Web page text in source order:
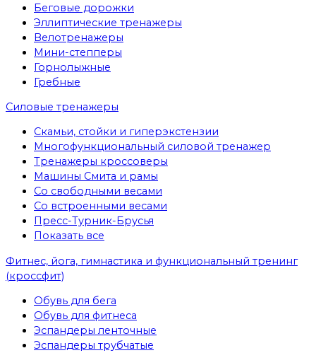
Беговые дорожки
Эллиптические тренажеры
Велотренажеры
Мини-степперы
Горнолыжные
Гребные
Cиловые тренажеры
Скамьи, стойки и гиперэкстензии
Многофункциональный силовой тренажер
Тренажеры кроссоверы
Машины Смита и рамы
Со свободными весами
Со встроенными весами
Пресс-Турник-Брусья
Показать все
Фитнес, йога, гимнастика и функциональный тренинг
(кроссфит)
Обувь для бега
Обувь для фитнеса
Эспандеры ленточные
Эспандеры трубчатые